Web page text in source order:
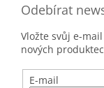
Odebírat
Vložte svůj e-
nových
E-mail